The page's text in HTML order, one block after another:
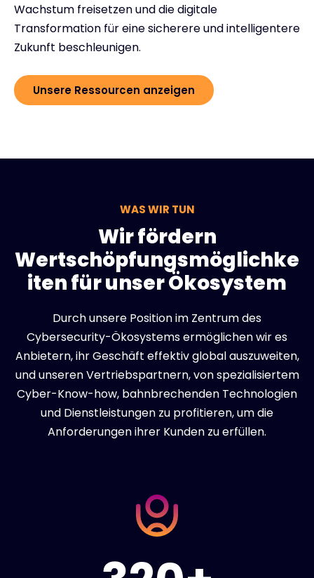
Wachstum freisetzen und die digitale
Transformation für eine sicherere und intelligentere
Zukunft beschleunigen.
Unsere Ressourcen anzeigen
WAS WIR TUN
Wir fördern
Wertschöpfungsmöglichke
iten für unser Ökosystem
Durch unsere Position im Zentrum des
Cybersecurity-Ökosystems ermöglichen wir es
Anbietern, ihr Geschäft effektiv global auszuweiten,
und unseren Vertriebspartnern, von spezialisiertem
Cyber-Know-how, bahnbrechenden Technologien
und Dienstleistungen zu profitieren, um die
Anforderungen ihrer Kunden zu erfüllen.